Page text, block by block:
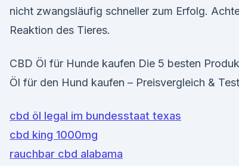
nicht zwangsläufig schneller zum Erfolg.
Reaktion des Tieres.
CBD Öl für Hunde kaufen Die 5 besten
Öl für den Hund kaufen – Preisvergleich &
cbd öl legal im bundesstaat texas
cbd king 1000mg
rauchbar cbd alabama